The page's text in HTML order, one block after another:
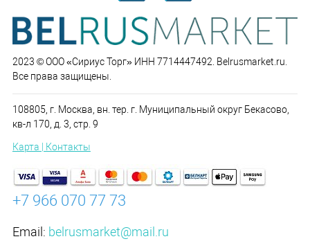
2023 © ООО «Сириус Торг» ИНН 7714447492. Belrusmarket.ru.
Все права защищены.
108805, г. Москва, вн. тер. г. Муниципальный округ Бекасово,
кв-л 170, д. 3, стр. 9
Карта | Контакты
+7 966 070 77 73
Email: belrusmarket@mail.ru